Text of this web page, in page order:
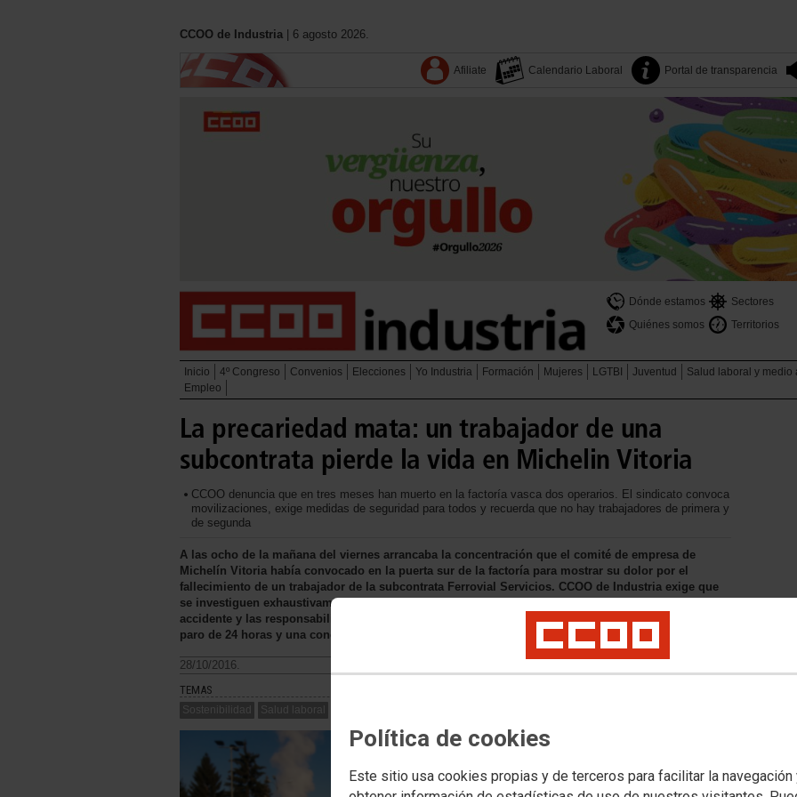
Política de cookies
Este sitio usa cookies propias y de terceros para facilitar la navegación
CCOO de Industria | 6 agosto 2026.
Afiliate Calendario Laboral Portal de transparencia
Dónde estamos Sectores
Quiénes somos
Territorios
Inicio 4º Congreso Convenios Elecciones Yo Industria Formación Mujeres LGTBI Juventud Salud laboral y medio
Empleo
La precariedad mata: un trabajador de una
subcontrata pierde la vida en Michelin Vitoria
CCOO denuncia que en tres meses han muerto en la factoría vasca dos operarios. El sindicato convoca
movilizaciones, exige medidas de seguridad para todos y recuerda que no hay trabajadores de primera y
de segunda
A las ocho de la mañana del viernes arrancaba la concentración que el comité de empresa de
Michelín Vitoria había convocado en la puerta sur de la factoría para mostrar su dolor por el
fallecimiento de un trabajador de la subcontrata Ferrovial Servicios. CCOO de Industria exige que
se investiguen exhaustivamente los hechos que ocurrieron ayer, que se determinen las causas del
accidente y las responsabilidades. En la empresa principal y en la subcontrata se ha convocado un
paro de 24 horas y una concentración en el centro de la capital vasca.
28/10/2016.
TEMAS
Sostenibilidad Salud laboral